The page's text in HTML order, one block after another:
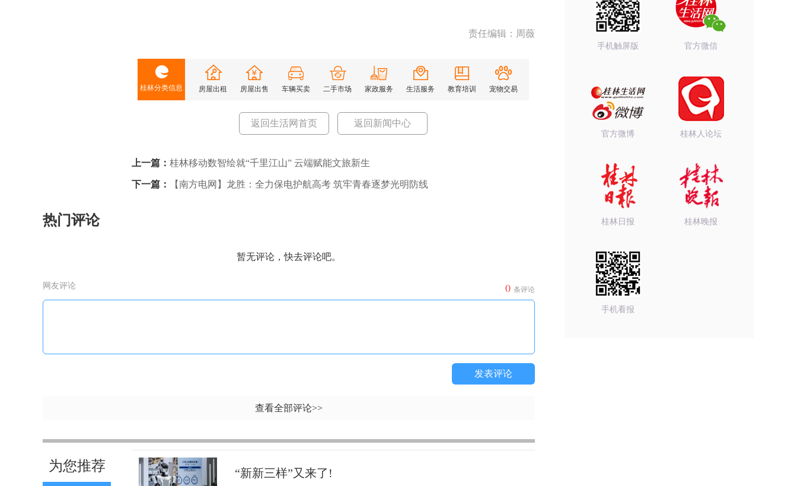
责任编辑：周薇
桂林分类信息 房屋出租 房屋出售 车辆买卖 二手市场 家政服务 生活服务 教育培训 宠物交易
返回生活网首页 返回新闻中心
上一篇： 桂林移动数智绘就“千里江山” 云端赋能文旅新生
下一篇： 【南方电网】龙胜：全力保电护航高考 筑牢青春逐梦光明防线
热门评论
暂无评论，快去评论吧。
网友评论 0 条评论
发表评论
查看全部评论>>
为您推荐 “新新三样”又来了!
手机触屏版 官方微信
官方微博 桂林人论坛
桂林日报 桂林晚报
手机看报